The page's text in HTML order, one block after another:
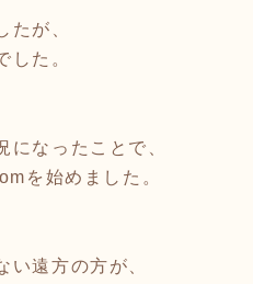
たが、
した。
になったことで、
を始めました。
い遠方の方が、